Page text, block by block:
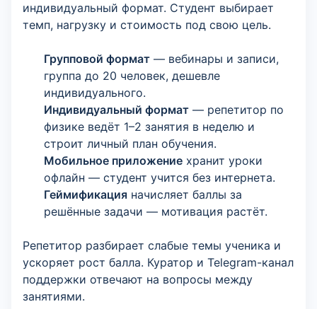
индивидуальный формат. Студент выбирает
темп, нагрузку и стоимость под свою цель.
Групповой формат — вебинары и записи,
группа до 20 человек, дешевле
индивидуального.
Индивидуальный формат — репетитор по
физике ведёт 1–2 занятия в неделю и
строит личный план обучения.
Мобильное приложение хранит уроки
офлайн — студент учится без интернета.
Геймификация начисляет баллы за
решённые задачи — мотивация растёт.
Репетитор разбирает слабые темы ученика и
ускоряет рост балла. Куратор и Telegram-канал
поддержки отвечают на вопросы между
занятиями.